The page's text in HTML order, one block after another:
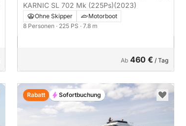
KARNIC SL 702 Mk (225Ps)(2023)
Ohne Skipper
Motorboot
8 Personen · 225 PS · 7.8 m
Ab 460 € / Tag
Rabatt Sofortbuchung